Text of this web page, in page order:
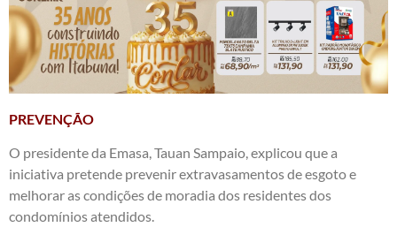
PREVENÇÃO
O presidente da Emasa, Tauan Sampaio, explicou que a
iniciativa pretende prevenir extravasamentos de esgoto e
melhorar as condições de moradia dos residentes dos
condomínios atendidos.